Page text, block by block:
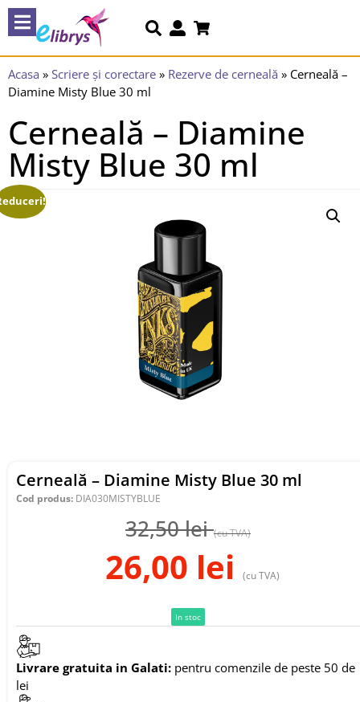
Acasa » Scriere și corectare » Rezerve de cerneală » Cerneală –
Diamine Misty Blue 30 ml
Cerneală – Diamine
Misty Blue 30 ml
Cerneală – Diamine Misty Blue 30 ml
Cod produs: DIA030MISTYBLUE
32,50lei (cu TVA)
26,00 lei (cu TVA)
In stoc
Livrare gratuita in Galati: pentru comenzile de peste 50 de
lei